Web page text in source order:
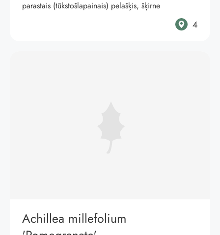
parastais (tūkstošlapainais) pelašķis, šķirne
4
Achillea millefolium